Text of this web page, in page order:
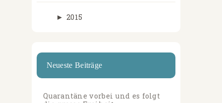
► 2015
Neueste Beiträge
Quarantäne vorbei und es folgt